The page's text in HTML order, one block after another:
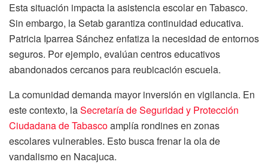
Esta situación impacta la asistencia escolar en Tabasco.
Sin embargo, la Setab garantiza continuidad educativa.
Patricia Iparrea Sánchez enfatiza la necesidad de entornos
seguros. Por ejemplo, evalúan centros educativos
abandonados cercanos para reubicación escuela.
La comunidad demanda mayor inversión en vigilancia. En
este contexto, laSecretaría de Seguridad y Protección
Ciudadana de Tabascoamplía rondines en zonas
escolares vulnerables. Esto busca frenar la ola de
vandalismo en Nacajuca.